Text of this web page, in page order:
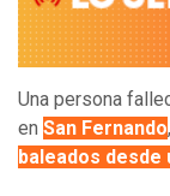
Una persona
en San Fernando,
baleados desde